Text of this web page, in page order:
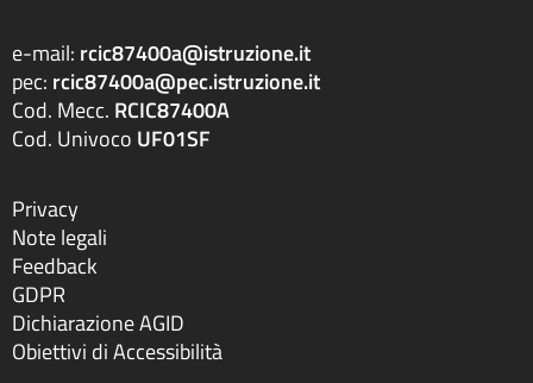
e-mail: rcic87400a@istruzione.it
pec: rcic87400a@pec.istruzione.it
Cod. Mecc. RCIC87400A
Cod. Univoco UF01SF
Privacy
Note legali
Feedback
GDPR
Dichiarazione AGID
Obiettivi di Accessibilità